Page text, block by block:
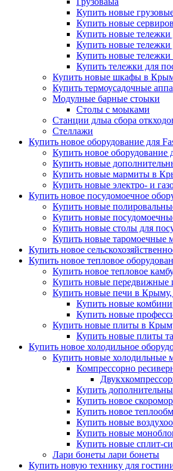
Купить новые
Купить новые
Купить новые
Купить новые тележки
Купить новые
Купить тележки для
Купить новые шкафы в
Купить термоусадочные
Модулные барные стоыки
Столы с моыками
Станции длыа сбора
Стеллажи
Купить новое оборудование для
Купить новое оборудование
Купить новые
Купить новые мармиты в
Купить новые электро- и
Купить новое посудомоечное
Купить новые
Купить новые
Купить новые столы для
Купить новые таромоечные
Купить новое
Купить новое тепловое
Купить новое тепловое
Купить новые передвижные
Купить новые печи в
Купить новые
Купить новые
Купить новые плиты в
Купить новые плиты
Купить новое холодильное
Купить новые холодильные
Компрессорно
Купить
Купить новое
Купить новое
Купить новые
Купить новые
Купить новые сплит-
Лари бонеты лари бонеты
Купить новую технику для